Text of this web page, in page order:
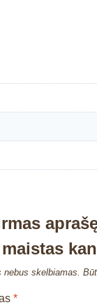
skelbiamas.
*